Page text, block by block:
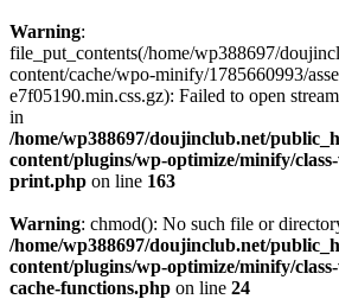
Warning:
file_put_contents(/home/wp388697/
content/cache/wpo-minify/1785660993/
e7f05190.min.css.gz): Failed to open
in
/home/wp388697/doujinclub.net/
content/plugins/wp-optimize/minify/
print.php on line 163
Warning: chmod(): No such file or
/home/wp388697/doujinclub.net/
content/plugins/wp-optimize/minify/
cache-functions.php on line 24